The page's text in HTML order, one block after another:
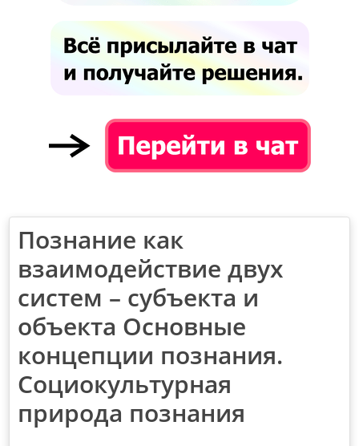
Познание как
взаимодействие двух
систем – субъекта и
объекта Основные
концепции познания.
Социокультурная
природа познания